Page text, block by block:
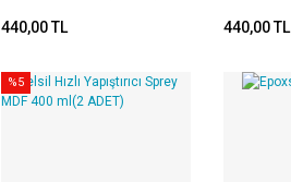
440,00 TL
440,00 TL
%5